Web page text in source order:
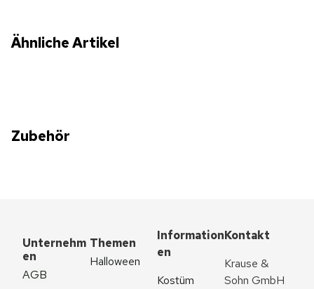
Ähnliche Artikel
Zubehör
Unternehm
en
AGB
Themen
Halloween
Information
en
Kostüm
Kontakt
Krause &
Sohn GmbH